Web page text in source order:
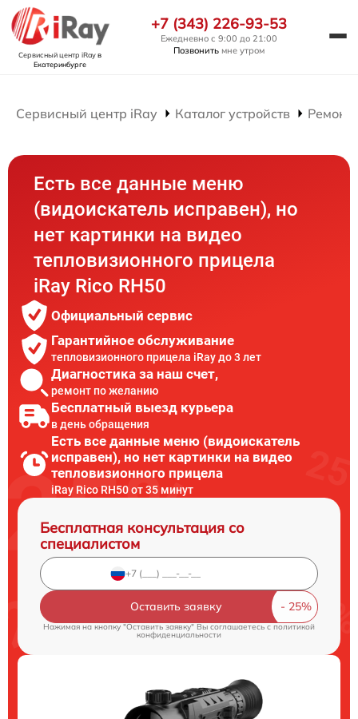
Сервисный центр iRayв
Екатеринбурге
+7 (343) 226-93-53
Ежедневно с 9:00 до 21:00
Позвонить мне утром
Сервисный центр iRay Каталог устройств Ремонт
Есть все данные меню
(видоискатель исправен), но
нет картинки на видео
тепловизионного прицела
iRay Rico RH50
Официальный сервис
Гарантийное обслуживание
тепловизионного прицела iRay до 3 лет
Диагностика за наш счет,
ремонт по желанию
Бесплатный выезд курьера
в день обращения
Есть все данные меню (видоискатель
исправен), но нет картинки на видео
тепловизионного прицела
iRay Rico RH50 от 35 минут
Бесплатная консультация со
специалистом
Оставить заявку
Нажимая на кнопку "Оставить заявку" Вы соглашаетесь cполитикой
конфиденциальности